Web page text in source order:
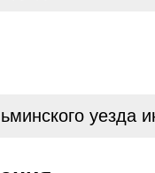
уезда